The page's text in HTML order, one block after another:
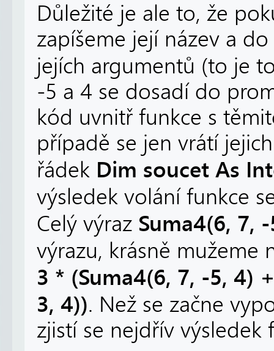
Důležité je ale to, že
zapíšeme její název a
jejích argumentů (to je
-5 a 4 se dosadí do
kód uvnitř funkce s
případě se jen vrátí
řádek Dim soucet As
výsledek volání funkce
Celý výraz Suma4(6, 7,
výrazu, krásně mužeme
3 * (Suma4(6, 7, -5, 4)
3, 4)). Než se začne
zjistí se nejdřív výsledek